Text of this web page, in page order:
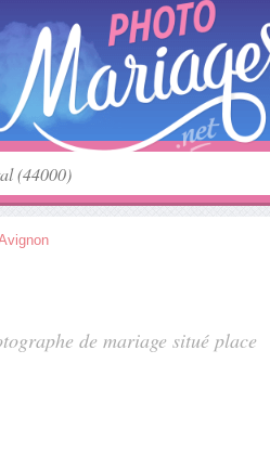
de mariage situé place